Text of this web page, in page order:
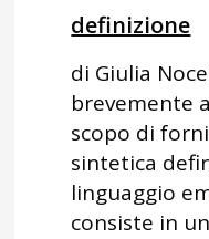
definizione
di Giulia
brevemente
scopo di
sintetica
linguaggio
consiste in